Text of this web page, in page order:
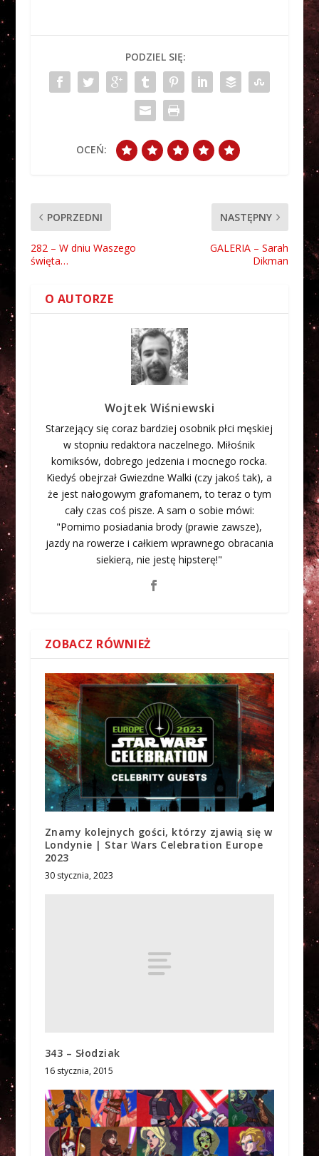
PODZIEL SIĘ:
OCEŃ:
POPRZEDNI
282 – W dniu Waszego
święta…
NASTĘPNY
GALERIA – Sarah
Dikman
O AUTORZE
Wojtek Wiśniewski
Starzejący się coraz bardziej osobnik płci męskiej
w stopniu redaktora naczelnego. Miłośnik
komiksów, dobrego jedzenia i mocnego rocka.
Kiedyś obejrzał Gwiezdne Walki (czy jakoś tak), a
że jest nałogowym grafomanem, to teraz o tym
cały czas coś pisze. A sam o sobie mówi:
"Pomimo posiadania brody (prawie zawsze),
jazdy na rowerze i całkiem wprawnego obracania
siekierą, nie jestę hipsterę!"
ZOBACZ RÓWNIEŻ
Znamy kolejnych gości, którzy zjawią się w
Londynie | Star Wars Celebration Europe
2023
30 stycznia, 2023
343 – Słodziak
16 stycznia, 2015